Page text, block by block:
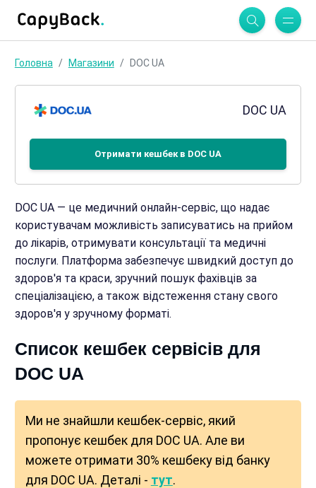
Головна Магазини DOC UA
DOC UA
Отримати кешбек в DOC UA
DOC UA — це медичний онлайн-сервіс, що надає
користувачам можливість записуватись на прийом
до лікарів, отримувати консультації та медичні
послуги. Платформа забезпечує швидкий доступ до
здоров'я та краси, зручний пошук фахівців за
спеціалізацією, а також відстеження стану свого
здоров'я у зручному форматі.
Список кешбек сервісів для
DOC UA
Ми не знайшли кешбек-сервіс, який
пропонує кешбек для DOC UA. Але ви
можете отримати 30% кешбеку від банку
для DOC UA. Деталі - тут.